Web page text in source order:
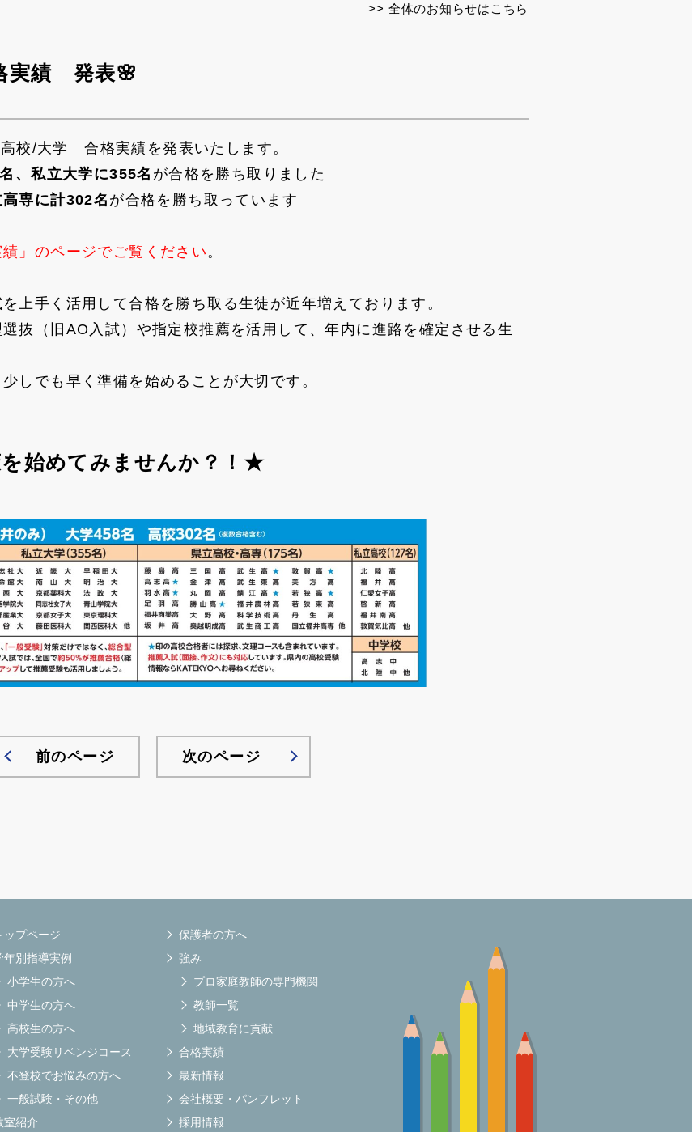
全体のお知らせはこちら
実績 発表🌸
校/大学 合格実績を発表いたします。
、私立大学に355名 が合格を勝ち取りました
専に計302名 が合格を勝ち取っています
」のページでご覧ください 。
上手く活用して合格を勝ち取る生徒が近年増えております。
抜（旧AO入試）や指定校推薦を活用して、年内に進路を確定させる生
しでも早く準備を始めることが大切です。
始めてみませんか？！★
前のページ 次のページ
ップページ
年別指導実例
小学生の方へ
中学生の方へ
高校生の方へ
大学受験リベンジコース
不登校でお悩みの方へ
一般試験・その他
室紹介
保護者の方へ
強み
プロ家庭教師の専門機関
教師一覧
地域教育に貢献
合格実績
最新情報
会社概要・パンフレット
採用情報